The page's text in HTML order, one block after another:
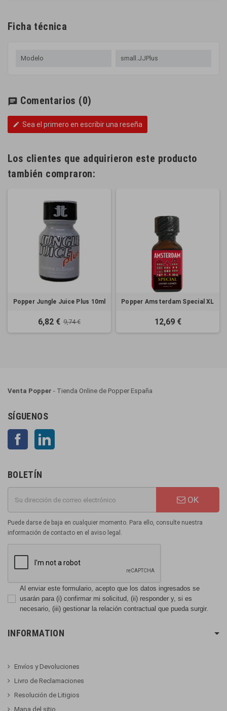
Ficha técnica
Modelo small.JJPlus
chat Comentarios (0)
edit Sea el primero en escribir una reseña
Los clientes que adquirieron este producto
también compraron:
Popper Jungle Juice Plus 10ml
6,82 € 9,74 €
Popper Amsterdam Special XL
12,69 €
Venta Popper - Tienda Online de Popper España
SÍGUENOS
Facebook
BOLETÍN
OK
Puede darse de baja en cualquier momento. Para ello, consulte nuestra
información de contacto en el aviso legal.
Al enviar este formulario, acepto que los datos ingresados se
usarán para (i) confirmar mi solicitud, (ii) responder y, si es
necesario, (iii) gestionar la relación contractual que pueda surgir.
INFORMATION
Envíos y Devoluciones
Livro de Reclamaciones
Resolución de Litigios
Mapa del sitio